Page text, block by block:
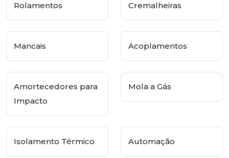
Rolamentos Cremalheiras
Mancais Acoplamentos
Amortecedores para
Impacto
Mola a Gás
Isolamento Térmico Automação